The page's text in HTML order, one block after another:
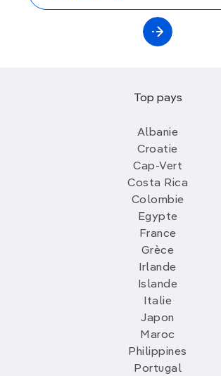
Top pays
Albanie
Croatie
Cap-Vert
Costa Rica
Colombie
Egypte
France
Grèce
Irlande
Islande
Italie
Japon
Maroc
Philippines
Portugal